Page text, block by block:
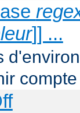
]] ...